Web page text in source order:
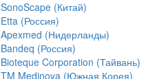
SonoScape (Китай)
Etta (Россия)
Apexmed (Нидерланды)
Bandeq (Россия)
Bioteque Corporation (Тайвань)
TM Medinova (Южная Корея)